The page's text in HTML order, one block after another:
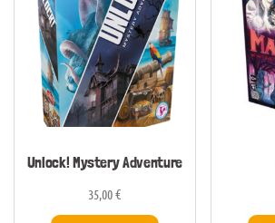
Unlock! Mystery Adventure
35,00€